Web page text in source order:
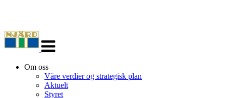
navigasjon
Om oss
Våre verdier og strategisk plan
Aktuelt
Styret